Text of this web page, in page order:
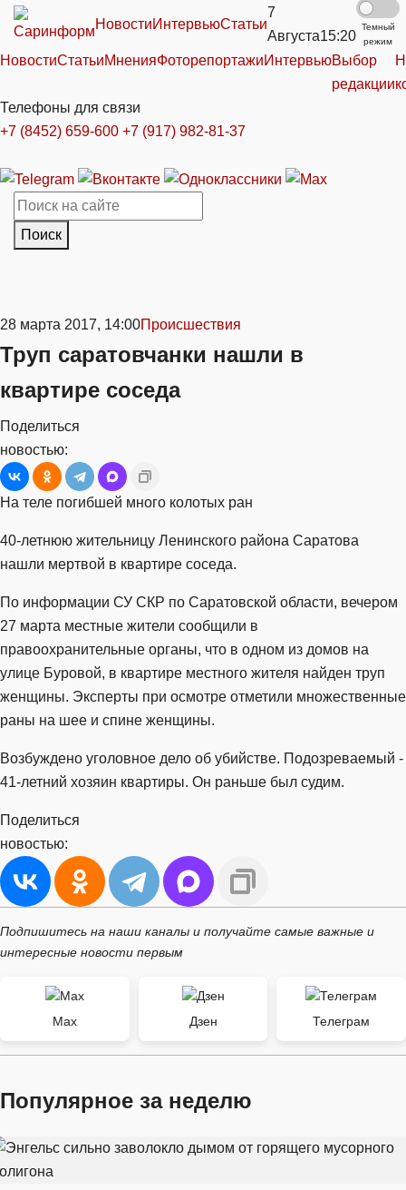
НовостиИнтервьюСтатьи
7
Августа15:20
Темный
режим
НовостиСтатьиМненияФоторепортажиИнтервьюВыбор
редакции
Телефоны для связи
+7 (8452) 659-600 +7 (917) 982-81-37
Поиск
28 марта 2017, 14:00Происшествия
Труп саратовчанки нашли в
квартире соседа
Поделиться
новостью:
На теле погибшей много колотых ран
40-летнюю жительницу Ленинского района Саратова
нашли мертвой в квартире соседа.
По информации СУ СКР по Саратовской области, вечером
27 марта местные жители сообщили в
правоохранительные органы, что в одном из домов на
улице Буровой, в квартире местного жителя найден труп
женщины. Эксперты при осмотре отметили множественные
раны на шее и спине женщины.
Возбуждено уголовное дело об убийстве. Подозреваемый -
41-летний хозяин квартиры. Он раньше был судим.
Поделиться
новостью:
Подпишитесь на наши каналы и получайте самые важные и
интересные новости первым
Max Дзен Телеграм
Популярное за неделю